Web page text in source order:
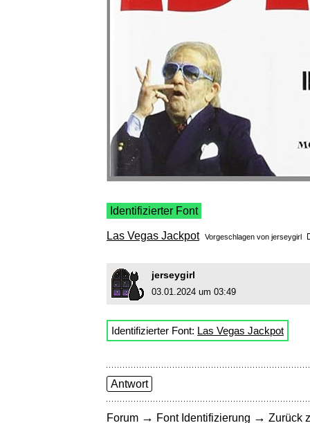
Identifizierter Font
Las Vegas Jackpot Vorgeschlagen von jerseygirl
jerseygirl
03.01.2024 um 03:49
Identifizierter Font: Las Vegas Jackpot
Antwort
Forum → Font Identifizierung → Zurück